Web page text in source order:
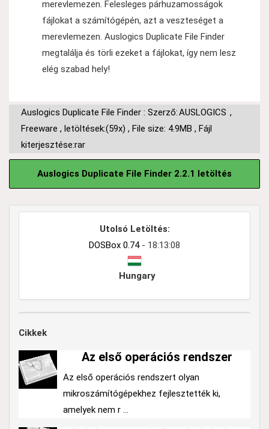
merevlemezen. Felesleges párhuzamosságok
fájlokat a számítógépén, azt a veszteséget a
merevlemezen. Auslogics Duplicate File Finder
megtalálja és törli ezeket a fájlokat, így nem lesz
elég szabad hely!
Auslogics Duplicate File Finder : Szerző:AUSLOGICS ,
Freeware , letöltések:(59x) , File size: 4.9MB , Fájl
kiterjesztése:rar
Auslogics Duplicate File Finder 2.2.1 letöltés
Utolsó Letöltés:
DOSBox 0.74- 18:13:08
Hungary
Cikkek
Az első operációs rendszer
Az első operációs rendszert olyan
mikroszámítógépekhez fejlesztették ki,
amelyek nem r ...